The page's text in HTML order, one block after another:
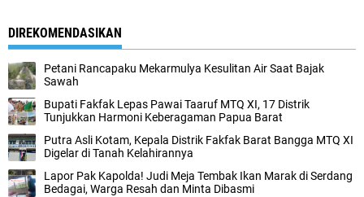
DIREKOMENDASIKAN
Petani Rancapaku Mekarmulya Kesulitan Air Saat Bajak
Sawah
Bupati Fakfak Lepas Pawai Taaruf MTQ XI, 17 Distrik
Tunjukkan Harmoni Keberagaman Papua Barat
Putra Asli Kotam, Kepala Distrik Fakfak Barat Bangga MTQ XI
Digelar di Tanah Kelahirannya
Lapor Pak Kapolda! Judi Meja Tembak Ikan Marak di Serdang
Bedagai, Warga Resah dan Minta Dibasmi